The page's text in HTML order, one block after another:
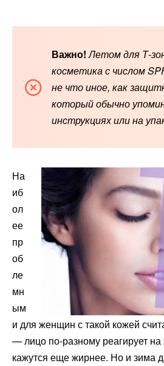
Важно! Летом для Т-
косметика с числом
не что иное, как
который обычно
инструкциях или на
На
иб
ол
ее
пр
об
ле
мн
ым
и для женщин с такой кожей
— лицо по-разному реагирует
кажутся еще жирнее. Но и зима